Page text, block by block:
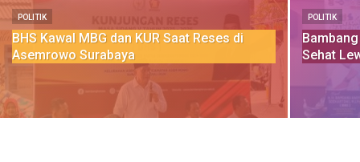
POLITIK
BHS Kawal MBG dan KUR Saat Reses di
Asemrowo Surabaya
POLITIK
Sehat